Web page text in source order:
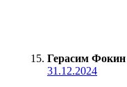
Герасим Фокин
31.12.2024